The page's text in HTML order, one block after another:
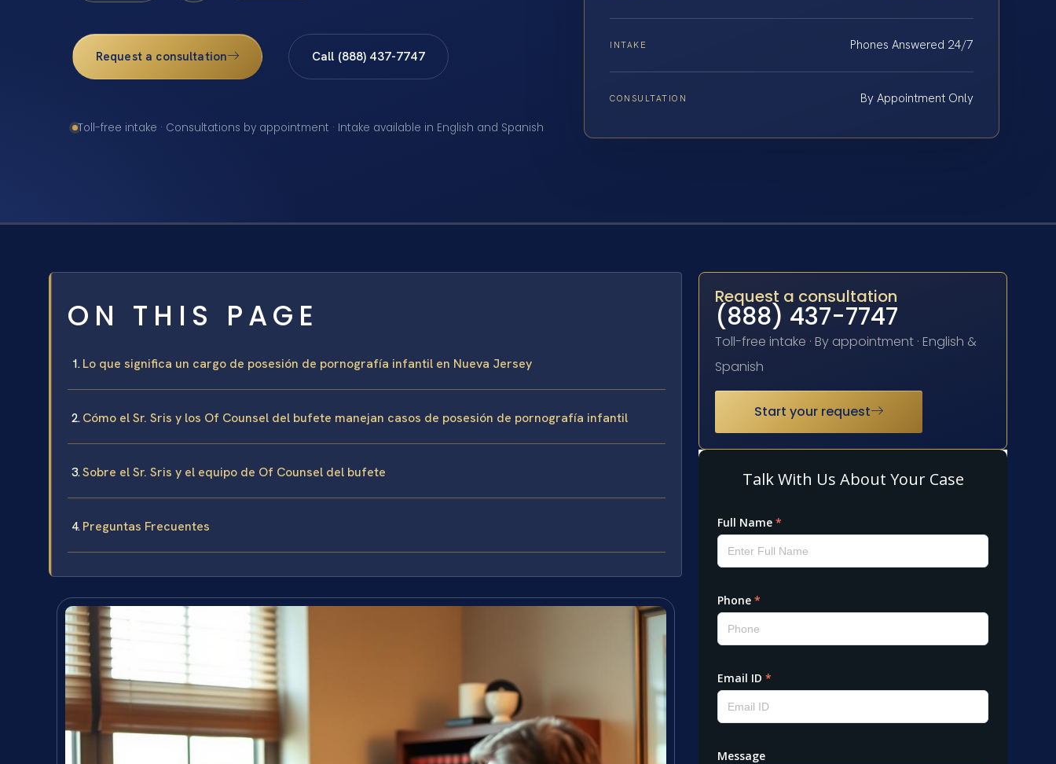
Request a consultation Call (888) 437-7747
Toll-free intake · Consultations by appointment · Intake available in English and Spanish
INTAKE Phones Answered 24/7
CONSULTATION By Appointment Only
ON THIS PAGE
Lo que significa un cargo de posesión de pornografía infantil en Nueva Jersey
Cómo el Sr. Sris y los Of Counsel del bufete manejan casos de posesión de pornografía infantil
Sobre el Sr. Sris y el equipo de Of Counsel del bufete
Preguntas Frecuentes
Request a consultation
(888) 437-7747
Toll-free intake · By appointment · English &
Spanish
Start your request